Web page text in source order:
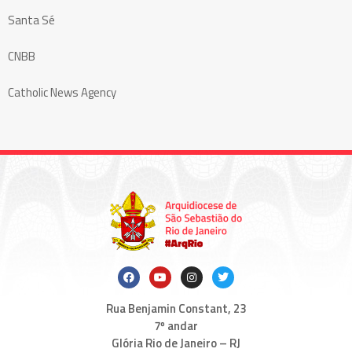
Santa Sé
CNBB
Catholic News Agency
Rua Benjamin Constant, 23
7º andar
Glória Rio de Janeiro – RJ